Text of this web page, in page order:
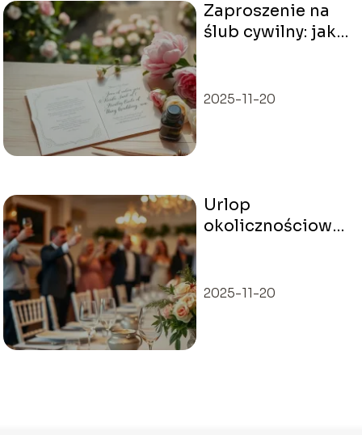
Zaproszenie na
ślub cywilny: jak
2025-11-20
Urlop
okolicznościowy
2025-11-20